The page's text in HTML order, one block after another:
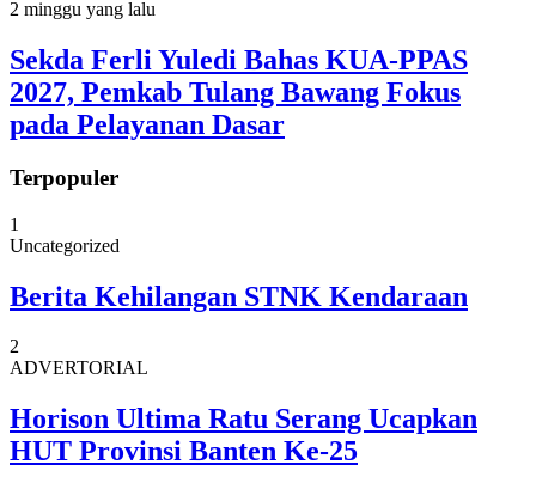
2 minggu yang lalu
Sekda Ferli Yuledi Bahas KUA-PPAS
2027, Pemkab Tulang Bawang Fokus
pada Pelayanan Dasar
Terpopuler
1
Uncategorized
Berita Kehilangan STNK Kendaraan
2
ADVERTORIAL
Horison Ultima Ratu Serang Ucapkan
HUT Provinsi Banten Ke-25